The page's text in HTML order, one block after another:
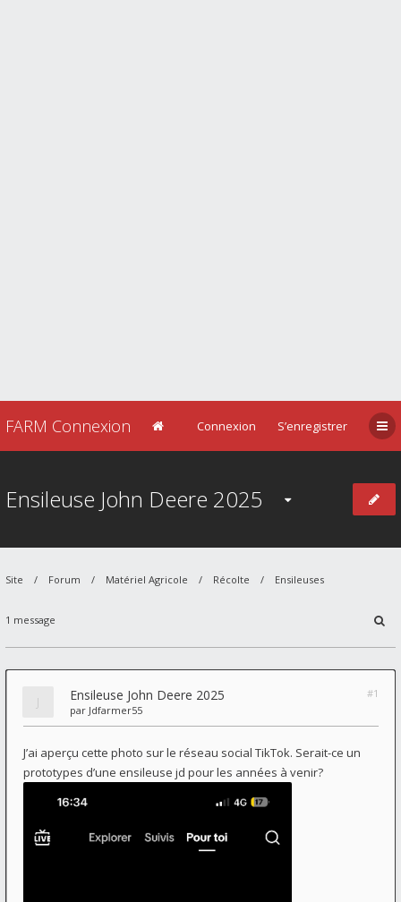
FARM Connexion Connexion S’enregistrer
Ensileuse John Deere 2025
Site Forum Matériel Agricole Récolte Ensileuses
1 message
Ensileuse John Deere 2025
#1
par Jdfarmer55
J’ai aperçu cette photo sur le réseau social TikTok. Serait-ce un
prototypes d’une ensileuse jd pour les années à venir?